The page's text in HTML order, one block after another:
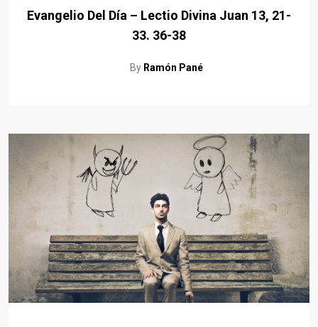
Evangelio Del Día – Lectio Divina Juan 13, 21-
33. 36-38
By Ramón Pané